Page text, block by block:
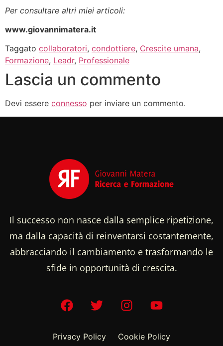
Per consultare altri miei articoli:
www.giovannimatera.it
Taggato collaboratori, condottiere, Crescite umana,
Formazione, Leadr, Professionale
Lascia un commento
Devi essere connesso per inviare un commento.
Il successo non nasce dalla semplice ripetizione,
ma dalla capacità di reinventarsi costantemente,
abbracciando il cambiamento e trasformando le
sfide in opportunità di crescita.
Privacy Policy Cookie Policy